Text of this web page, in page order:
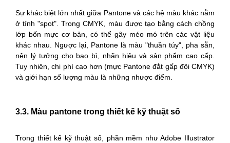
Sự khác biệt lớn nhất giữa Pantone và các hệ màu khác nằm
ở tính "spot". Trong CMYK, màu được tạo bằng cách chồng
lớp bốn mực cơ bản, có thể gây méo mó trên các vật liệu
khác nhau. Ngược lại, Pantone là màu "thuần túy", pha sẵn,
nên lý tưởng cho bao bì, nhãn hiệu và sản phẩm cao cấp.
Tuy nhiên, chi phí cao hơn (mực Pantone đắt gấp đôi CMYK)
và giới hạn số lượng màu là những nhược điểm.
3.3. Màu pantone trong thiết kế kỹ thuật số
Trong thiết kế kỹ thuật số, phần mềm như Adobe Illustrator